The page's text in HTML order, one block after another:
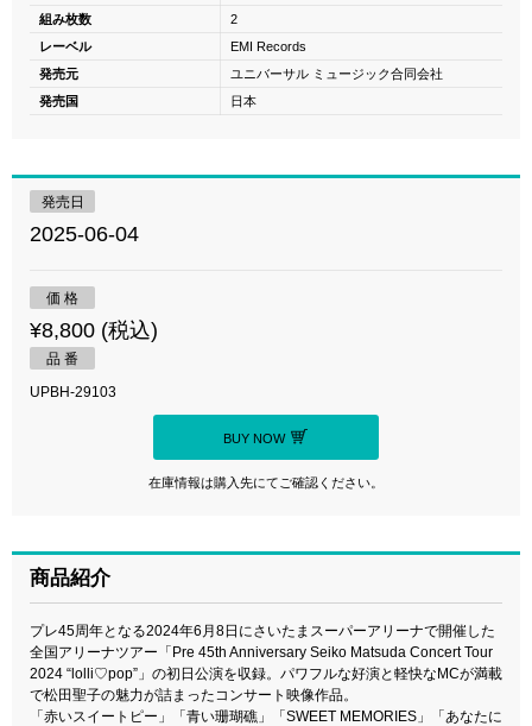
組み枚数
2
レーベル
EMI Records
発売元
ユニバーサル ミュージック合同会社
発売国
日本
発売日
2025-06-04
価 格
¥8,800 (税込)
品 番
UPBH-29103
BUY NOW
在庫情報は購入先にてご確認ください。
商品紹介
プレ45周年となる2024年6月8日にさいたまスーパーアリーナで開催した
全国アリーナツアー「Pre 45th Anniversary Seiko Matsuda Concert Tour
2024 “lolli♡pop”」の初日公演を収録。パワフルな好演と軽快なMCが満載
で松田聖子の魅力が詰まったコンサート映像作品。
「赤いスイートピー」「青い珊瑚礁」「SWEET MEMORIES」「あなたに